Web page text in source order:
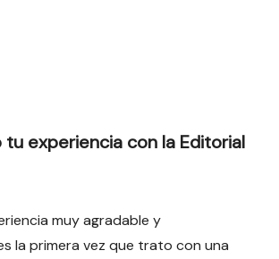
tu experiencia con la Editorial
muy agradable y
la primera vez que trato con una